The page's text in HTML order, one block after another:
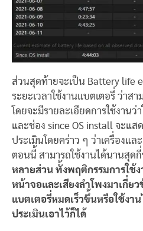
ส่วนสุดท้ายจะเป็น Battery life
ระยะเวลาใช้งานแบตเตอรี่ ว่าส
โดยจะมีรายละเอียดการใช้งาน
และช่อง since OS install จะแส
ประเมินโดยคร่าว ๆ ว่าเครื่องแล
ตอนนี้ สามารถใช้งานได้นานสุดกี่
หลายส่วน ทั้งพฤติกรรมการใช้
หน้าจอและเสียงลำโพงมาเกี่ย
แบตเตอรี่หมดเร็วขึ้นหรือใช้งา
ประเมินเอาไว้ก็ได้